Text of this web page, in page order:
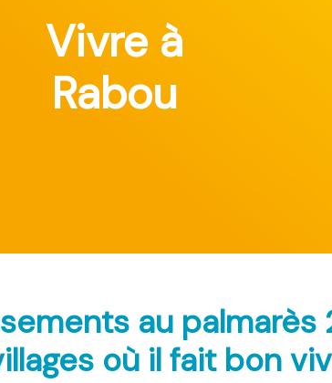
Vivre à
Rabou
au palmarès
où il fait bon